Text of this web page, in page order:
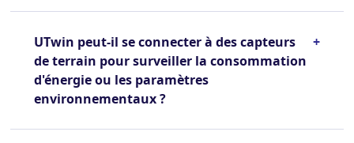
UTwin peut-il se connecter à des capteurs
de terrain pour surveiller la consommation
d'énergie ou les paramètres
environnementaux ?
+